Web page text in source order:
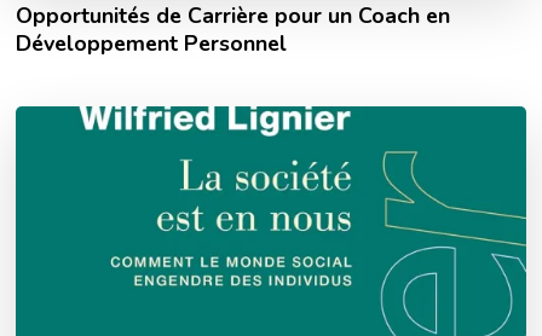
Opportunités de Carrière pour un Coach en
Développement Personnel